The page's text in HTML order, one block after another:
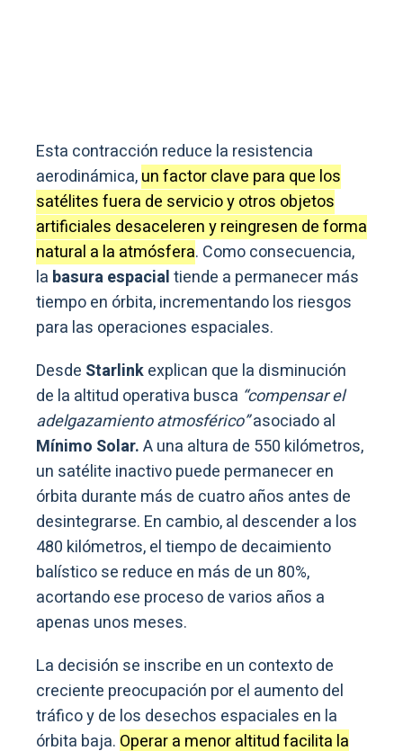
Esta contracción reduce la resistencia
aerodinámica,un factor clave para que los
satélites fuera de servicio y otros objetos
artificiales desaceleren y reingresen de forma
natural a la atmósfera. Como consecuencia,
la basura espacialtiende a permanecer más
tiempo en órbita, incrementando los riesgos
para las operaciones espaciales.
Desde Starlinkexplican que la disminución
de la altitud operativa busca “compensar el
adelgazamiento atmosférico”asociado al
Mínimo Solar.A una altura de 550 kilómetros,
un satélite inactivo puede permanecer en
órbita durante más de cuatro años antes de
desintegrarse. En cambio, al descender a los
480 kilómetros, el tiempo de decaimiento
balístico se reduce en más de un 80%,
acortando ese proceso de varios años a
apenas unos meses.
La decisión se inscribe en un contexto de
creciente preocupación por el aumento del
tráfico y de los desechos espaciales en la
órbita baja. Operar a menor altitud facilita la